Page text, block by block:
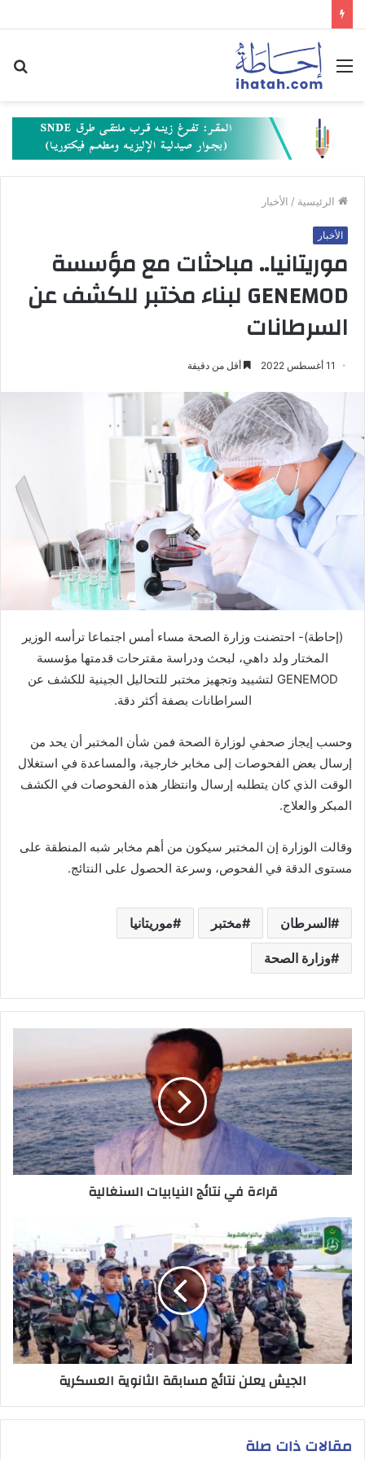
القائمة
الرئيسية / الأخبار
الأخبار
موريتانيا.. مباحثات مع مؤسسة
‏GENEMOD لبناء مختبر للكشف عن
السرطانات
11 أغسطس 2022 أقل من دقيقة
(إحاطة)- احتضنت وزارة الصحة مساء أمس اجتماعا ترأسه الوزير
المختار ولد داهي، لبحث ودراسة مقترحات قدمتها مؤسسة
GENEMOD لتشييد وتجهيز مختبر للتحاليل الجينية للكشف عن
السراطانات بصفة أكثر دقة.
وحسب إيجاز صحفي لوزارة الصحة فمن شأن المختبر أن يحد من
إرسال بعض الفحوصات إلى مخابر خارجية، والمساعدة في استغلال
الوقت الذي كان يتطلبه إرسال وانتظار هذه الفحوصات في الكشف
المبكر والعلاج.
وقالت الوزارة إن المختبر سيكون من أهم مخابر شبه المنطقة على
مستوى الدقة في الفحوص، وسرعة الحصول على النتائج.
السرطان مختبر موريتانيا
وزارة الصحة
قراءة في نتائج النيابيات السنغالية
الجيش يعلن نتائج مسابقة الثانوية العسكرية
مقالات ذات صلة